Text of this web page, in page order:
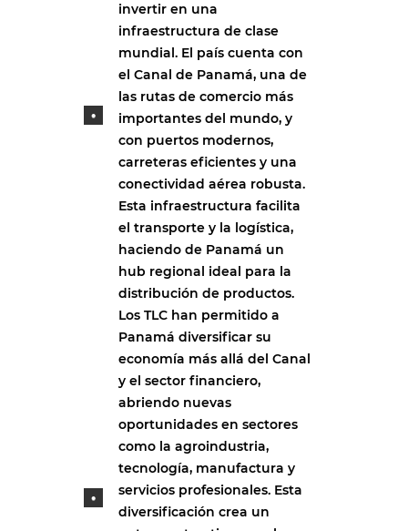
invertir en una
infraestructura de clase
mundial. El país cuenta con
el Canal de Panamá, una de
las rutas de comercio más
importantes del mundo, y
con puertos modernos,
carreteras eficientes y una
conectividad aérea robusta.
Esta infraestructura facilita
el transporte y la logística,
haciendo de Panamá un
hub regional ideal para la
distribución de productos.
Los TLC han permitido a
Panamá diversificar su
economía más allá del Canal
y el sector financiero,
abriendo nuevas
oportunidades en sectores
como la agroindustria,
tecnología, manufactura y
servicios profesionales. Esta
diversificación crea un